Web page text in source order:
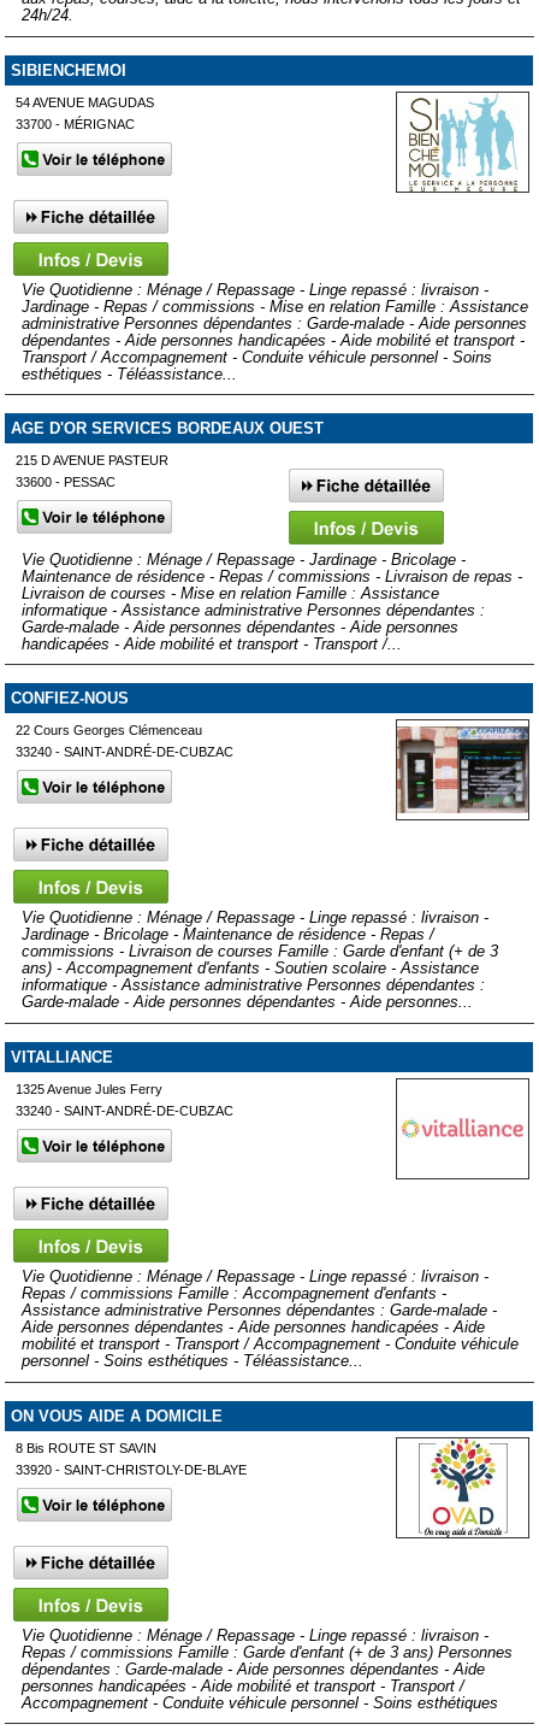
24h/24.
SIBIENCHEMOI
54 AVENUE MAGUDAS
33700 - MÉRIGNAC
Vie Quotidienne : Ménage / Repassage - Linge repassé : livraison -
Jardinage - Repas / commissions - Mise en relation Famille : Assistance
administrative Personnes dépendantes : Garde-malade - Aide personnes
dépendantes - Aide personnes handicapées - Aide mobilité et transport -
Transport / Accompagnement - Conduite véhicule personnel - Soins
esthétiques - Téléassistance...
AGE D'OR SERVICES BORDEAUX OUEST
215 D AVENUE PASTEUR
33600 - PESSAC
Vie Quotidienne : Ménage / Repassage - Jardinage - Bricolage -
Maintenance de résidence - Repas / commissions - Livraison de repas -
Livraison de courses - Mise en relation Famille : Assistance
informatique - Assistance administrative Personnes dépendantes :
Garde-malade - Aide personnes dépendantes - Aide personnes
handicapées - Aide mobilité et transport - Transport /...
CONFIEZ-NOUS
22 Cours Georges Clémenceau
33240 - SAINT-ANDRÉ-DE-CUBZAC
Vie Quotidienne : Ménage / Repassage - Linge repassé : livraison -
Jardinage - Bricolage - Maintenance de résidence - Repas /
commissions - Livraison de courses Famille : Garde d'enfant (+ de 3
ans) - Accompagnement d'enfants - Soutien scolaire - Assistance
informatique - Assistance administrative Personnes dépendantes :
Garde-malade - Aide personnes dépendantes - Aide personnes...
VITALLIANCE
1325 Avenue Jules Ferry
33240 - SAINT-ANDRÉ-DE-CUBZAC
Vie Quotidienne : Ménage / Repassage - Linge repassé : livraison -
Repas / commissions Famille : Accompagnement d'enfants -
Assistance administrative Personnes dépendantes : Garde-malade -
Aide personnes dépendantes - Aide personnes handicapées - Aide
mobilité et transport - Transport / Accompagnement - Conduite véhicule
personnel - Soins esthétiques - Téléassistance...
ON VOUS AIDE A DOMICILE
8 Bis ROUTE ST SAVIN
33920 - SAINT-CHRISTOLY-DE-BLAYE
Vie Quotidienne : Ménage / Repassage - Linge repassé : livraison -
Repas / commissions Famille : Garde d'enfant (+ de 3 ans) Personnes
dépendantes : Garde-malade - Aide personnes dépendantes - Aide
personnes handicapées - Aide mobilité et transport - Transport /
Accompagnement - Conduite véhicule personnel - Soins esthétiques